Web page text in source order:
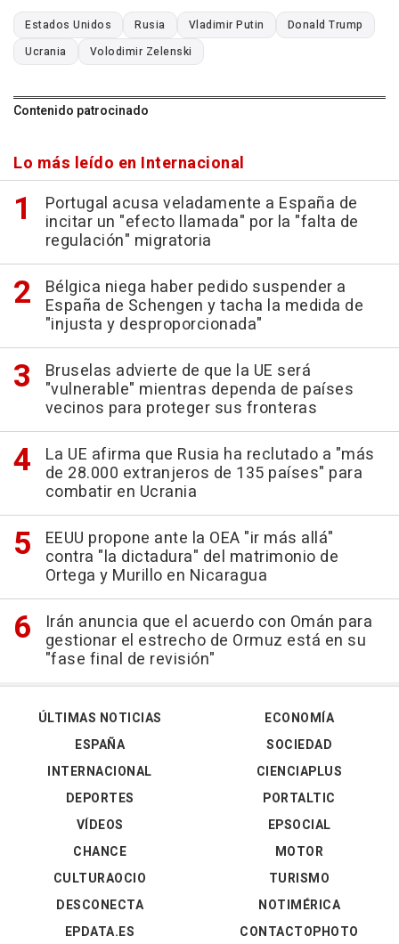
Estados Unidos Rusia Vladimir Putin
Donald Trump
Ucrania
Volodimir Zelenski
Contenido patrocinado
Lo más leído en Internacional
Portugal acusa veladamente a España de
incitar un "efecto llamada" por la "falta de
regulación" migratoria
Bélgica niega haber pedido suspender a
España de Schengen y tacha la medida de
"injusta y desproporcionada"
Bruselas advierte de que la UE será
"vulnerable" mientras dependa de países
vecinos para proteger sus fronteras
La UE afirma que Rusia ha reclutado a "más
de 28.000 extranjeros de 135 países" para
combatir en Ucrania
EEUU propone ante la OEA "ir más allá"
contra "la dictadura" del matrimonio de
Ortega y Murillo en Nicaragua
Irán anuncia que el acuerdo con Omán para
gestionar el estrecho de Ormuz está en su
"fase final de revisión"
ÚLTIMAS NOTICIAS
ESPAÑA
INTERNACIONAL
DEPORTES
VÍDEOS
ECONOMÍA
SOCIEDAD
CIENCIAPLUS
PORTALTIC
EPSOCIAL
CHANCE
CULTURAOCIO
DESCONECTA
EPDATA.ES
MOTOR
TURISMO
NOTIMÉRICA
CONTACTOPHOTO